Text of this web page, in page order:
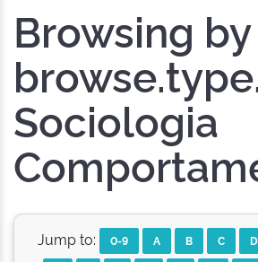
Browsing by
Sociologia
Jump to: 0-9 A B C D